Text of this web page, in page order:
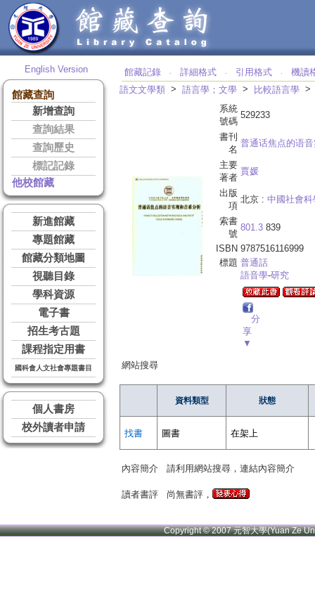
English Version
館藏查詢
新增查詢
查詢結果
查詢歷史
標記記錄
他校館藏
新進館藏
專題館藏
館藏分類地圖
視聽目錄
學科資源
電子書
招生考古題
課程指定用書
國科會人文社會專題書目
個人書房
校外讀者申請
館藏記錄 ‧ 詳細格式 ‧ 引用格式 ‧
機讀
語文文學類 > 語言學；文學 > 比較語言學
系統
號碼
529233
書刊
名
普通话焦点的语
主要
著者
賈媛
出版
項
北京 : 中國社會科
索書
號
801.3 839
ISBN 9787516116999
標題 普通話
語音學-研究
分
享
▼
網站搜尋
資料類型 狀態
找書 圖書 在架上
內容簡介 請利用網站搜尋，連結內容簡介
讀者書評 尚無書評，
Copyright © 2007 元智大學(Yuan Ze